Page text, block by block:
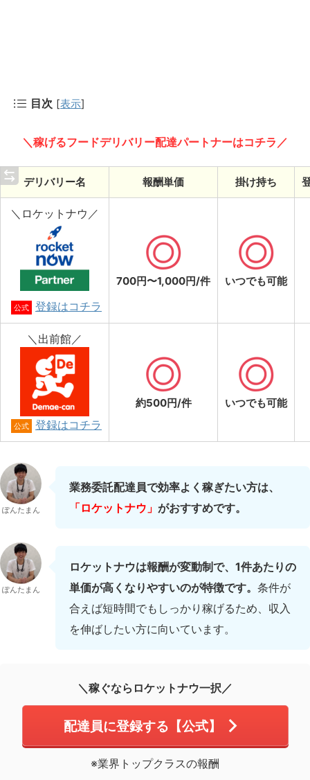
目次 [表示]
＼稼げるフードデリバリー配達パートナーはコチラ／
デリバリー名 報酬単価 掛け持ち
＼ロケットナウ／
公式 登録はコチラ
700円〜1,000円/件 いつでも可能
＼出前館／
公式 登録はコチラ
約500円/件 いつでも可能
ぽんたまん
業務委託配達員で効率よく稼ぎたい方は、
「ロケットナウ」 がおすすめです。
ぽんたまん
ロケットナウは報酬が変動制で、1件あたりの
単価が高くなりやすいのが特徴です。 条件が
合えば短時間でもしっかり稼げるため、収入
を伸ばしたい方に向いています。
＼稼ぐならロケットナウ一択／
配達員に登録する【公式】
※業界トップクラスの報酬